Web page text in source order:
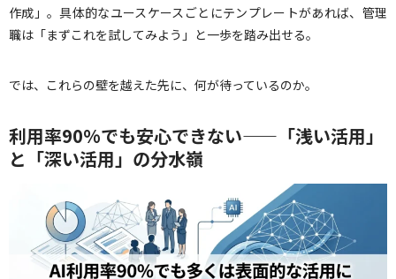
作成」。具体的なユースケースごとにテンプレートがあれば、管理
職は「まずこれを試してみよう」と一歩を踏み出せる。
では、これらの壁を越えた先に、何が待っているのか。
利用率90%でも安心できない——「浅い活用」
と「深い活用」の分水嶺